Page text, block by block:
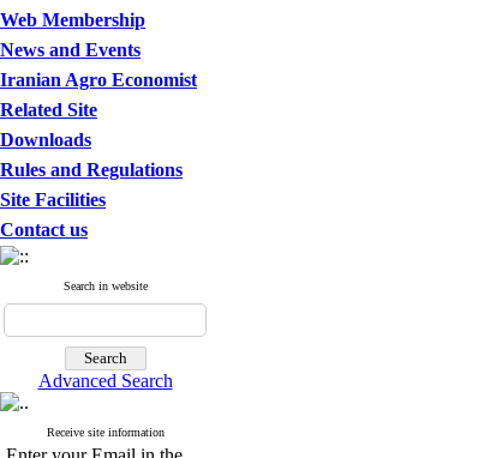
Web Membership
News and Events
Iranian Agro Economist
Related Site
Downloads
Rules and Regulations
Site Facilities
Contact us
Search in website
Advanced Search
Receive site information